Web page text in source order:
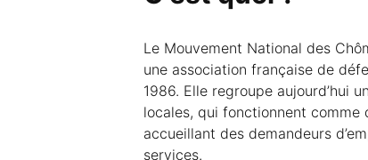
Le Mouvement National des
une association française de
1986. Elle regroupe aujourd’hui
locales, qui fonctionnent comme
accueillant des demandeurs
services.